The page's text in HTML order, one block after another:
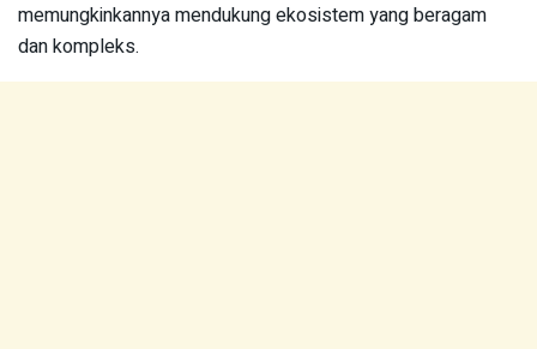
memungkinkannya mendukung ekosistem yang beragam
dan kompleks.